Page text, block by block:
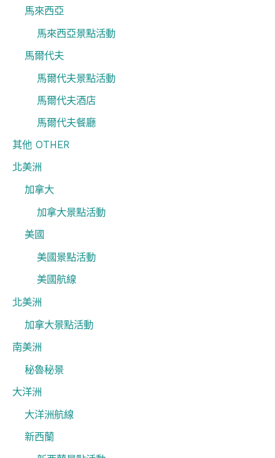
馬來西亞
馬來西亞景點活動
馬爾代夫
馬爾代夫景點活動
馬爾代夫酒店
馬爾代夫餐廳
其他 OTHER
北美洲
加拿大
加拿大景點活動
美國
美國景點活動
美國航線
北美洲
加拿大景點活動
南美洲
秘魯秘景
大洋洲
大洋洲航線
新西蘭